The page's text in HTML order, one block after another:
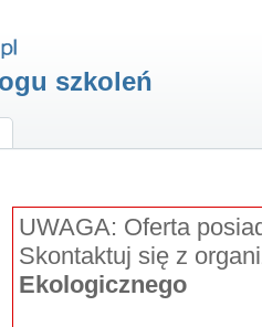
szkoleń
UWAGA: Oferta
Skontaktuj się z
Ekologicznego